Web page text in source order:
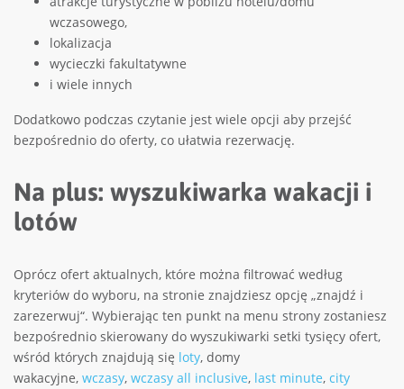
wczasowego,
lokalizacja
wycieczki fakultatywne
i wiele innych
Dodatkowo podczas czytanie jest wiele opcji aby przejść
bezpośrednio do oferty, co ułatwia rezerwację.
Na plus: wyszukiwarka wakacji i
lotów
Oprócz ofert aktualnych, które można filtrować według
kryteriów do wyboru, na stronie znajdziesz opcję „znajdź i
zarezerwuj“. Wybierając ten punkt na menu strony zostaniesz
bezpośrednio skierowany do wyszukiwarki setki tysięcy ofert,
wśród których znajdują się loty, domy
wakacyjne, wczasy, wczasy all inclusive, last minute, city